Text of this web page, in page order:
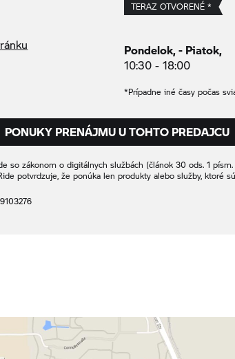
TERAZ OTVORENÉ *
Pondelok, - Piatok,
10:30 - 18:00
*Prípadne iné časy počas
PONUKY PRENÁJMU U TOHTO PREDAJCU
so zákonom o digitálnych službách (článok 30 ods. 1
potvrdzuje, že ponúka len produkty alebo služby, ktoré